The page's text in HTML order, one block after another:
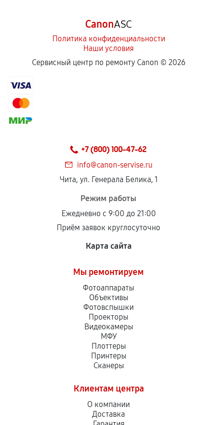
CanonASC
Политика конфиденциальности
Наши условия
Сервисный центр по ремонту Canon © 2026
+7 (800) 100-47-62
info@canon-servise.ru
Чита, ул. Генерала Белика, 1
Режим работы
Ежедневно с 9:00 до 21:00
Приём заявок круглосуточно
Карта сайта
Мы ремонтируем
Фотоаппараты
Объективы
Фотовспышки
Проекторы
Видеокамеры
МФУ
Плоттеры
Принтеры
Сканеры
Клиентам центра
О компании
Доставка